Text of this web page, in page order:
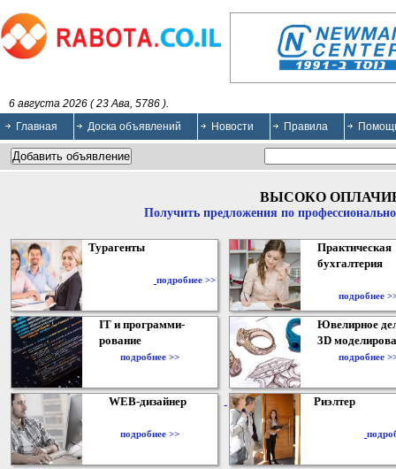
6 августа 2026 ( 23 Ава, 5786 ).
Главная
Доска объявлений Новости Правила
ВЫСОКО
Получить предложения по
Турагенты
подробнее >>
Практическая
бухгалтерия
подробнее
IT и программи-
рование
подробнее >>
Ювелирное
3D
подробнее
WEB-дизайнер
подробнее >>
Риэлтер